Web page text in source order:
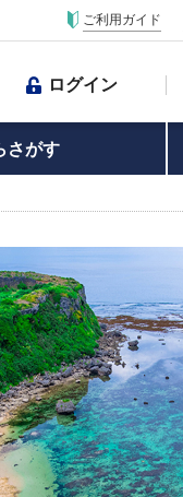
ご利用ガイド
ログイン
さがす